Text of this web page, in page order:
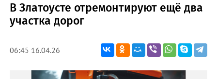
В Златоусте отремонтируют ещё два
участка дорог
06:45 16.04.26